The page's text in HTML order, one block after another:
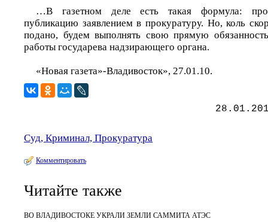
…В газетном деле есть такая формула:
публикацию заявлением в прокуратуру. Но, коль
подано, будем выполнять свою прямую
работы государева надзирающего органа.
«Новая газета»-Владивосток», 27.01.10.
Суд, Криминал, Прокуратура
Комментировать
Читайте также
ВО ВЛАДИВОСТОКЕ УКРАЛИ ЗЕМЛИ САММИТА АТЭС